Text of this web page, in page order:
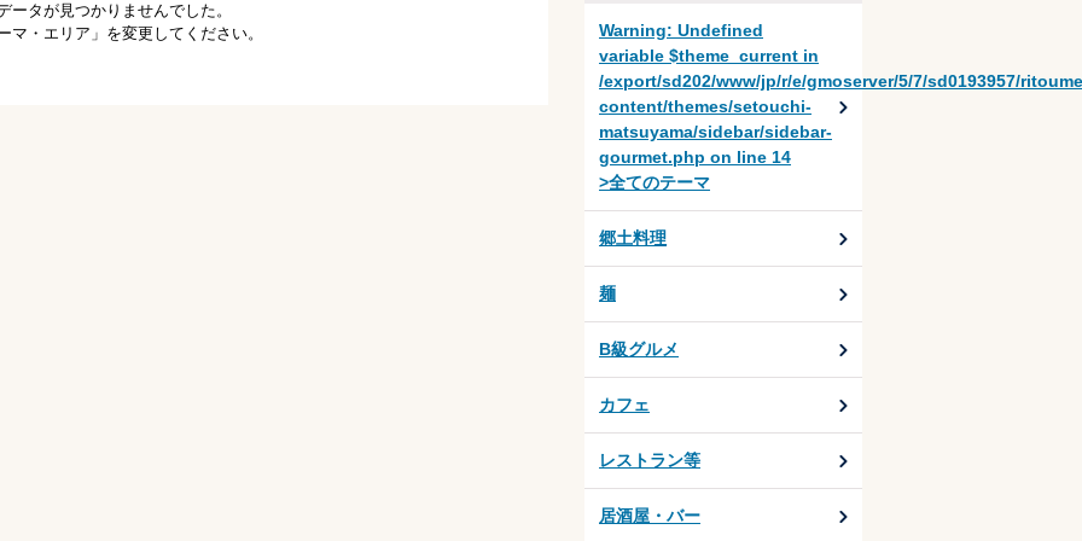
ータが見つかりませんでした。
マ・エリア」を変更してください。
Warning: Undefined
variable $theme_current in
/export/sd202/www/jp/r/e/gmoserver/5/7/sd0193957/
content/themes/setouchi-
matsuyama/sidebar/sidebar-
gourmet.php on line 14
>全てのテーマ
郷土料理
麺
B級グルメ
カフェ
レストラン等
居酒屋・バー